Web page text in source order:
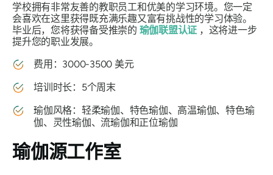
学校拥有非常友善的教职员工和优美的学习环境。您一定
会喜欢在这里获得既充满乐趣又富有挑战性的学习体验。
毕业后，您将获得备受推崇的 瑜伽联盟认证 ，这将进一步
提升您的职业发展。
费用：3000-3500 美元
培训时长：5个周末
瑜伽风格：轻柔瑜伽、特色瑜伽、高温瑜伽、特色瑜
伽、灵性瑜伽、流瑜伽和正位瑜伽
瑜伽源工作室